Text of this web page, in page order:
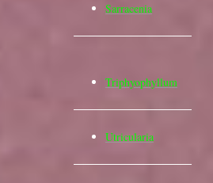
Sarracenia
Triphyophyllum
Utricularia